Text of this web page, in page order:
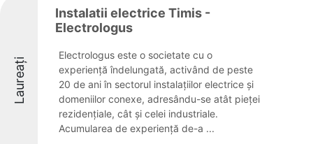
Laureați
Instalatii electrice Timis -
Electrologus
Electrologus este o societate cu o
experiență îndelungată, activând de peste
20 de ani în sectorul instalațiilor electrice și
domeniilor conexe, adresându-se atât pieței
rezidențiale, cât și celei industriale.
Acumularea de experiență de-a ...